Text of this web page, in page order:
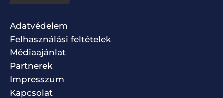
Adatvédelem
Felhasználási feltételek
Médiaajánlat
Partnerek
Impresszum
Kapcsolat